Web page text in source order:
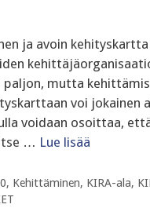
ja avoin
mutta
voi jokainen
voidaan osoittaa,
… Lue lisää
, Kehittäminen, KIRA-ala,